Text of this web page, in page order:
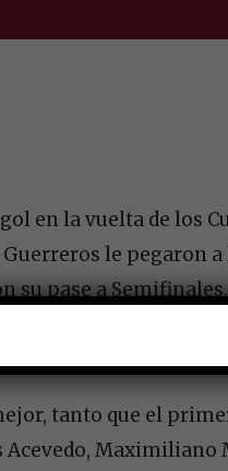
en la vuelta de los
le pegaron
su pase a Semifinales.
tanto que el
Acevedo,